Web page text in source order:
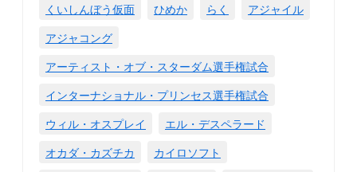
くいしんぼう仮面
ひめか らく
アジャイル
アジャコング
アーティスト・オブ・スターダム選手権試合
インターナショナル・プリンセス選手権試合
ウィル・オスプレイ
エル・デスペラード
オカダ・カズチカ
カイロソフト